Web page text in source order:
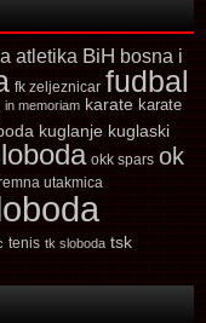
atletika BiH bosna i
fk zeljeznicar fudbal
in memoriam karate karate
kuglanje kuglaski
okk spars ok
utakmica
tenis tk sloboda tsk